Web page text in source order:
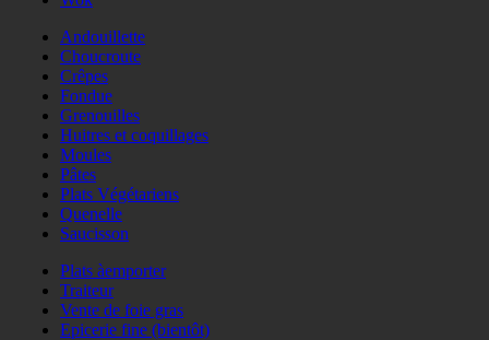
Andouillette
Choucroute
Crêpes
Fondue
Grenouilles
Huitres et coquillages
Moules
Pâtes
Plats Végétariens
Quenelle
Saucisson
Plats àemporter
Traiteur
Vente de foie gras
Epicerie fine (bientôt)